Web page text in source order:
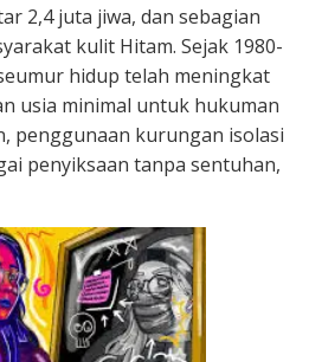
2,4 juta jiwa, dan sebagian
kulit Hitam. Sejak 1980-
hidup telah meningkat
usia minimal untuk hukuman
penggunaan kurungan isolasi
penyiksaan tanpa sentuhan,